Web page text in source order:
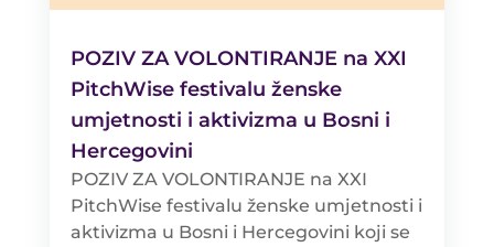
POZIV ZA VOLONTIRANJE na XXI
PitchWise festivalu ženske
umjetnosti i aktivizma u Bosni i
Hercegovini
POZIV ZA VOLONTIRANJE na XXI
PitchWise festivalu ženske umjetnosti i
aktivizma u Bosni i Hercegovini koji se